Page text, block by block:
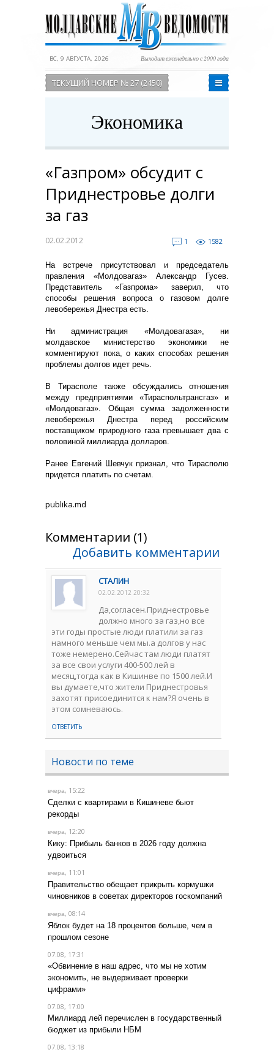
ВС, 9 АВГУСТА, 2026 Выходит еженедельно с 2000 года
ТЕКУЩИЙ НОМЕР № 27 (2450)
Экономика
«Газпром» обсудит с
Приднестровье долги
за газ
02.02.2012 1 1582
На встрече присутствовал и председатель
правления «Молдовагаз» Александр Гусев.
Представитель «Газпрома» заверил, что
способы решения вопроса о газовом долге
левобережья Днестра есть.
Ни администрация «Молдовагаза», ни
молдавское министерство экономики не
комментируют пока, о каких способах решения
проблемы долгов идет речь.
В Тирасполе также обсуждались отношения
между предприятиями «Тираспольтрансгаз» и
«Молдовагаз». Общая сумма задолженности
левобережья Днестра перед российским
поставщиком природного газа превышает два с
половиной миллиарда долларов.
Ранее Евгений Шевчук признал, что Тирасполю
придется платить по счетам.
publika.md
Комментарии (1)
Добавить комментарии
СТАЛИН
02.02.2012 20:32
Да,согласен.Приднестровье
должно много за газ,но все
эти годы простые люди платили за газ
намного меньше чем мы.а долгов у нас
тоже немерено.Сейчас там люди платят
за все свои услуги 400-500 лей в
месяц,тогда как в Кишинве по 1500 лей.И
вы думаете,что жители Приднестровья
захотят присоединится к нам?Я очень в
этом сомневаюсь.
ОТВЕТИТЬ
Новости по теме
вчера, 15:22
Сделки с квартирами в Кишиневе бьют
рекорды
вчера, 12:20
Кику: Прибыль банков в 2026 году должна
удвоиться
вчера, 11:01
Правительство обещает прикрыть кормушки
чиновников в советах директоров госкомпаний
вчера, 08:14
Яблок будет на 18 процентов больше, чем в
прошлом сезоне
07.08, 17:31
«Обвинение в наш адрес, что мы не хотим
экономить, не выдерживает проверки
цифрами»
07.08, 17:00
Миллиард лей перечислен в государственный
бюджет из прибыли НБМ
07.08, 13:18